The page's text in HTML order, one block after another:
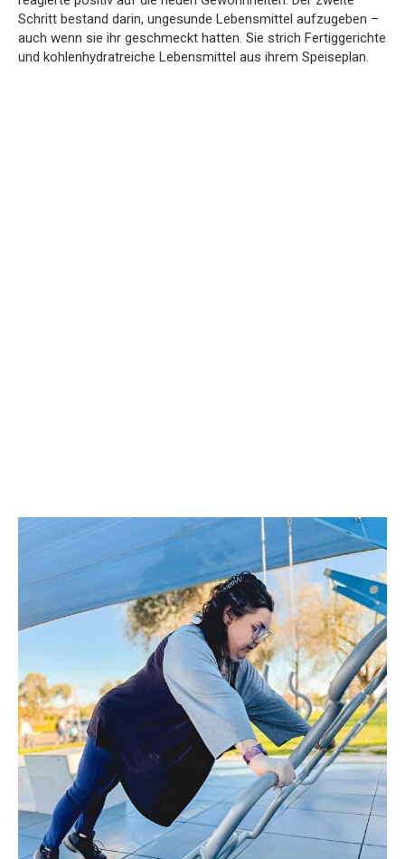
Schritt bestand darin, ungesunde Lebensmittel aufzugeben –
auch wenn sie ihr geschmeckt hatten. Sie strich Fertiggerichte
und kohlenhydratreiche Lebensmittel aus ihrem Speiseplan.